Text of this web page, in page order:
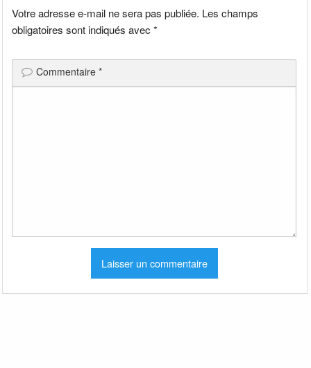
Votre adresse e-mail ne sera pas publiée. Les champs
obligatoires sont indiqués avec*
Commentaire*